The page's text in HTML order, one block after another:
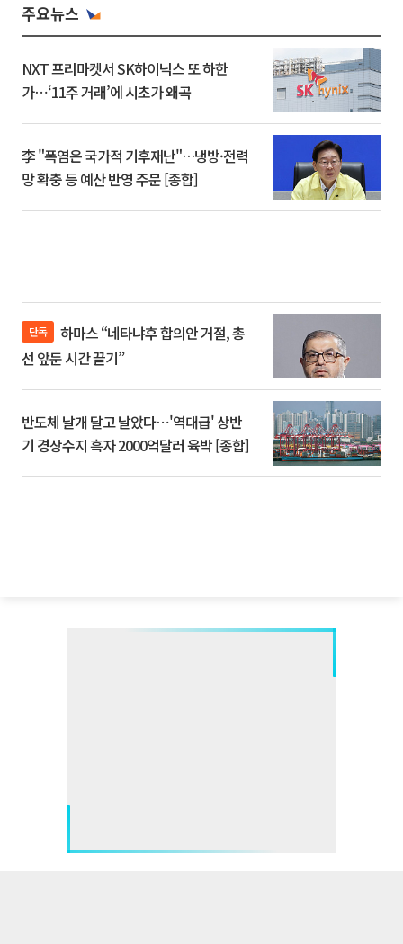
주요뉴스
NXT 프리마켓서 SK하이닉스 또 하한
가⋯‘11주 거래’에 시초가 왜곡
李 "폭염은 국가적 기후재난"…냉방·전력
망 확충 등 예산 반영 주문 [종합]
단독
선 앞둔 시간 끌기”
반도체 날개 달고 날았다⋯'역대급' 상반
기 경상수지 흑자 2000억달러 육박 [종합]